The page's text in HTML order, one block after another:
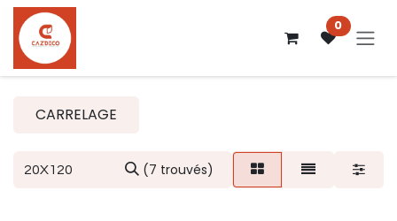
Se rendre au contenu
0
CARRELAGE
(7 trouvés)